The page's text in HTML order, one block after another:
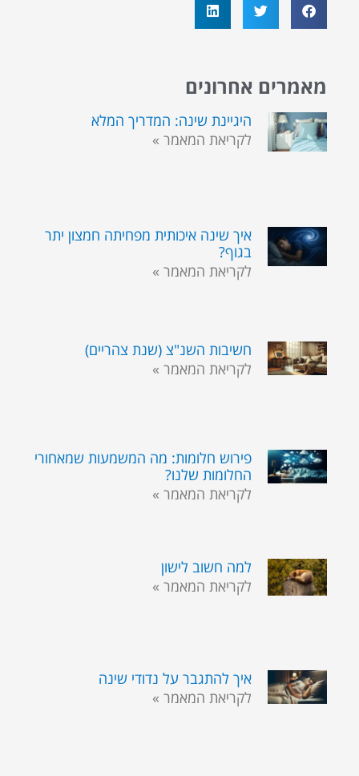
מאמרים אחרונים
היגיינת שינה: המדריך המלא
לקריאת המאמר »
איך שינה איכותית מפחיתה חמצון יתר
בגוף?
לקריאת המאמר »
חשיבות השנ"צ (שנת צהריים)
לקריאת המאמר »
פירוש חלומות: מה המשמעות שמאחורי
החלומות שלנו?
לקריאת המאמר »
למה חשוב לישון
לקריאת המאמר »
איך להתגבר על נדודי שינה
לקריאת המאמר »